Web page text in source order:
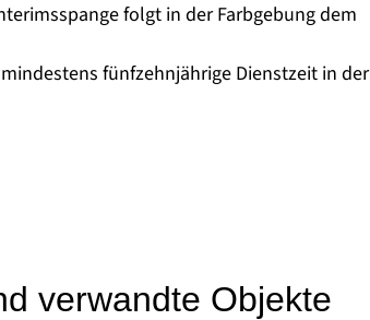
folgt in der Farbgebung dem
fünfzehnjährige Dienstzeit in der
verwandte Objekte